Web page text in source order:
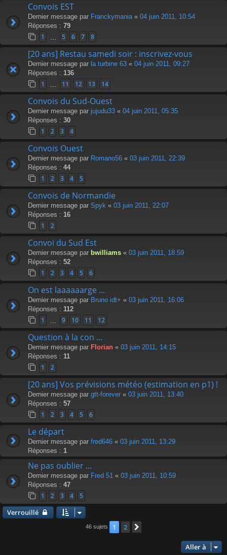
Convois EST
Dernier message par Franckymania « 04 juin 2011, 10:54
Réponses : 79
1 5 6 7 8
[20 ans] Restau samedi soir : inscrivez-vous
Dernier message par la turbine 63 « 04 juin 2011, 09:27
Réponses : 136
1 11 12 13 14
Convois du Sud-Ouest
Dernier message par jujudu33 « 04 juin 2011, 05:35
Réponses : 30
1 2 3 4
Convois Ouest
Dernier message par Romano56 « 03 juin 2011, 22:39
Réponses : 44
1 2 3 4 5
Convois de Normandie
Dernier message par Spyk « 03 juin 2011, 22:07
Réponses : 16
1 2
Convoi du Sud Est
Dernier message par bwilliams « 03 juin 2011, 18:59
Réponses : 52
1 2 3 4 5 6
On est laaaaaarge ...
Dernier message par Bruno idt+ « 03 juin 2011, 16:06
Réponses : 112
1 9 10 11 12
Question à la con ...
Dernier message par Florian « 03 juin 2011, 14:15
Réponses : 11
1 2
[20 ans] Vos prévisions météo (estimation en p1) !
Dernier message par gtt-forever « 03 juin 2011, 13:40
Réponses : 57
1 2 3 4 5 6
Le départ
Dernier message par fred646 « 03 juin 2011, 13:29
Réponses : 1
Ne pas oublier ...
Dernier message par Fred 51 « 03 juin 2011, 10:59
Réponses : 47
1 2 3 4 5
Verrouillé
46 sujets 1 2
Aller à